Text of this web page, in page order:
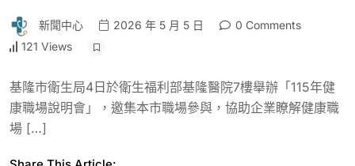
新聞中心 2026 年 5 月 5 日
0 Comments
121 Views
基隆市衛生局4日於衛生福利部基隆醫院7樓舉辦「115年健
康職場說明會」，邀集本市職場參與，協助企業瞭解健康職
場 […]